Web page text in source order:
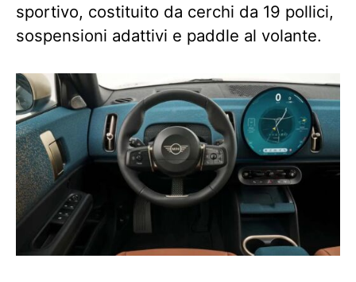
sportivo, costituito da cerchi da 19 pollici,
sospensioni adattivi e paddle al volante.